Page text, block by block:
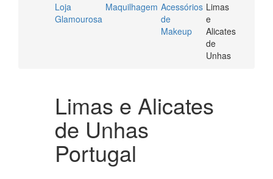
Loja
Glamourosa
Maquilhagem Acessórios
de
Makeup
Limas
e
Alicates
de
Unhas
Limas e Alicates
de Unhas
Portugal